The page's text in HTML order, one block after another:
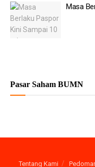
Masa
Pasar Saham BUMN
Tentang Kami